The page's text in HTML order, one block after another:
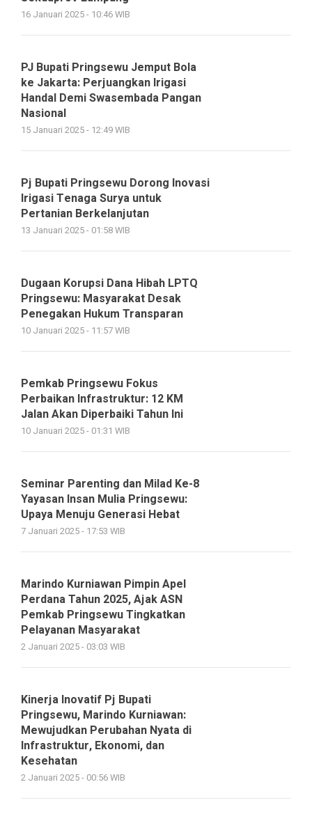
16 Januari 2025 - 10:46 WIB
PJ Bupati Pringsewu Jemput Bola
ke Jakarta: Perjuangkan Irigasi
Handal Demi Swasembada Pangan
Nasional
15 Januari 2025 - 12:49 WIB
Pj Bupati Pringsewu Dorong Inovasi
Irigasi Tenaga Surya untuk
Pertanian Berkelanjutan
13 Januari 2025 - 01:58 WIB
Dugaan Korupsi Dana Hibah LPTQ
Pringsewu: Masyarakat Desak
Penegakan Hukum Transparan
10 Januari 2025 - 11:57 WIB
Pemkab Pringsewu Fokus
Perbaikan Infrastruktur: 12 KM
Jalan Akan Diperbaiki Tahun Ini
10 Januari 2025 - 01:31 WIB
Seminar Parenting dan Milad Ke-8
Yayasan Insan Mulia Pringsewu:
Upaya Menuju Generasi Hebat
7 Januari 2025 - 17:53 WIB
Marindo Kurniawan Pimpin Apel
Perdana Tahun 2025, Ajak ASN
Pemkab Pringsewu Tingkatkan
Pelayanan Masyarakat
2 Januari 2025 - 03:03 WIB
Kinerja Inovatif Pj Bupati
Pringsewu, Marindo Kurniawan:
Mewujudkan Perubahan Nyata di
Infrastruktur, Ekonomi, dan
Kesehatan
2 Januari 2025 - 00:56 WIB